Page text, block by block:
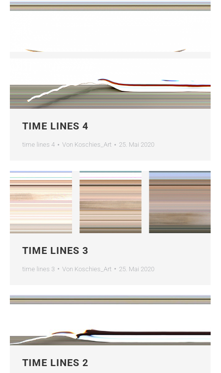
TIME LINES 4
time lines 4 Von Koschies_Art 25. Mai 2020
TIME LINES 3
time lines 3 Von Koschies_Art 25. Mai 2020
TIME LINES 2